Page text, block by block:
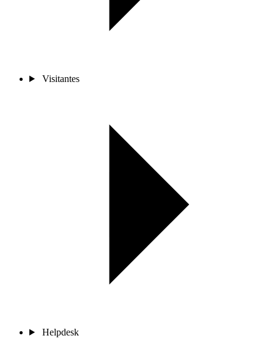
Visitantes
Helpdesk